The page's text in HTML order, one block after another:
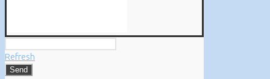
Refresh